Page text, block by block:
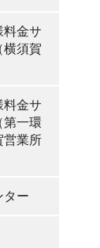
料金サ
横須賀
料金サ
第一環
営業所
ター